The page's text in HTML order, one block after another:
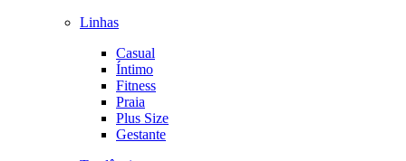
Linhas
Casual
Íntimo
Fitness
Praia
Plus Size
Gestante